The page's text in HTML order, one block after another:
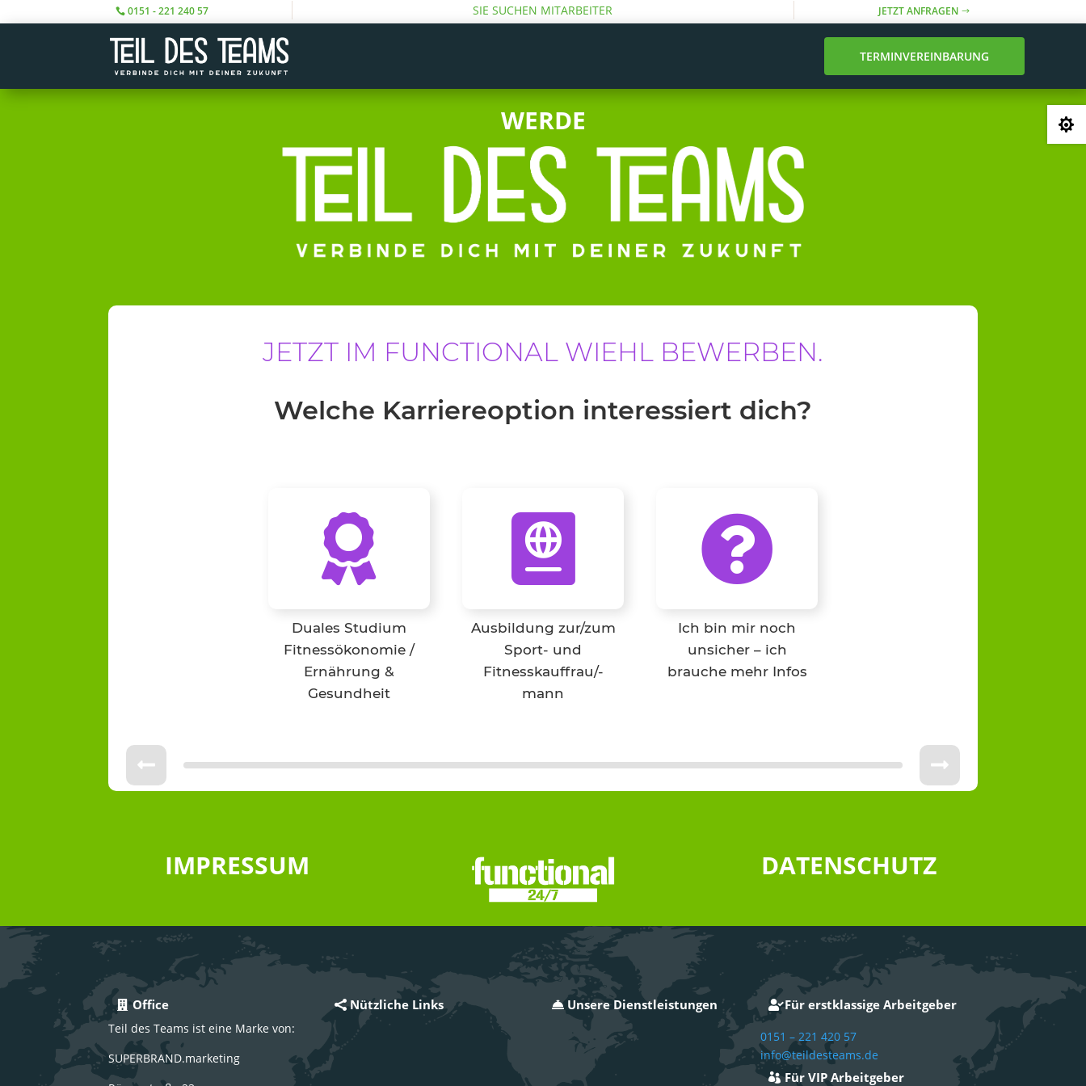
0151 - 221 240 57 SIE SUCHEN MITARBEITER JETZT ANFRAGEN
TERMINVEREINBARUNG
WERDE
JETZT IM FUNCTIONAL WIEHL BEWERBEN.
Welche Karriereoption interessiert dich?
Duales Studium
Fitnessökonomie /
Ernährung &
Gesundheit
Ausbildung zur/zum
Sport- und
Fitnesskauffrau/-
mann
Ich bin mir noch
unsicher – ich
brauche mehr Infos
IMPRESSUM DATENSCHUTZ
Office
Teil des Teams ist eine Marke von:
SUPERBRAND.marketing
Nützliche Links Unsere Dienstleistungen Für erstklassige Arbeitgeber
0151 – 221 420 57
info@teildesteams.de
Für VIP Arbeitgeber
